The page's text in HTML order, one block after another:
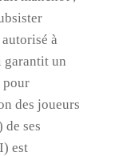
à
garantit un
pour
des joueurs
ses
est